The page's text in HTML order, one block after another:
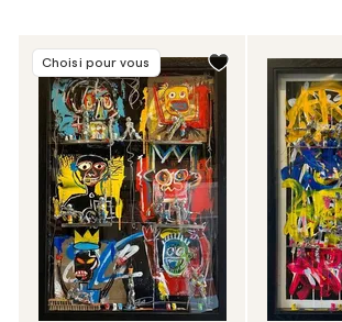
Choisi pour vous